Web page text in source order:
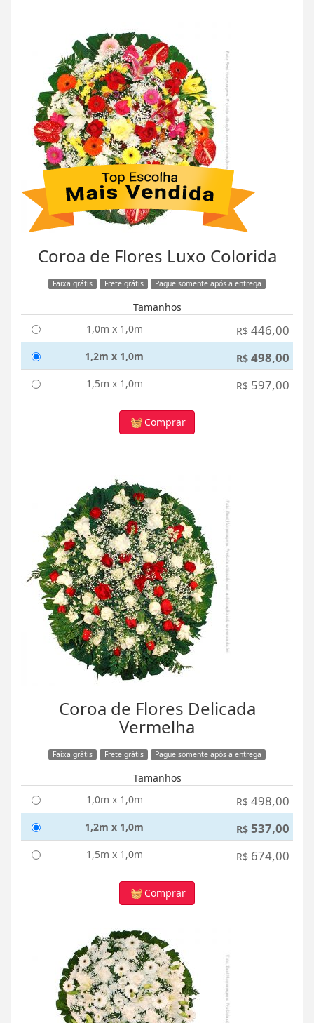
Coroa de Flores Luxo Colorida
Faixa grátis Frete grátis Pague somente após a entrega
Tamanhos
1,0m x 1,0m
R$ 446,00
1,2m x 1,0m R$ 498,00
1,5m x 1,0m R$ 597,00
Comprar
Coroa de Flores Delicada
Vermelha
Faixa grátis Frete grátis Pague somente após a entrega
Tamanhos
1,0m x 1,0m
R$ 498,00
1,2m x 1,0m R$ 537,00
1,5m x 1,0m R$ 674,00
Comprar